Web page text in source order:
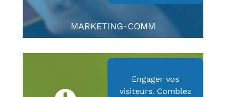
MARKETING-COMM
Engager vos
visiteurs. Comblez